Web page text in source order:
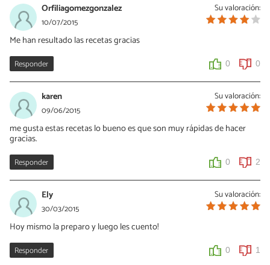
Su valoración:
Orfiliagomezgonzalez
10/07/2015
Me han resultado las recetas gracias
Responder 0 0
Su valoración:
karen
09/06/2015
me gusta estas recetas lo bueno es que son muy rápidas de hacer
gracias.
Responder 0 2
Su valoración:
Ely
30/03/2015
Hoy mismo la preparo y luego les cuento!
Responder 0 1